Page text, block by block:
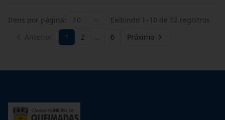
Itens por página: 10 Exibindo 1 –10 de 52 registros
1 2 … 6 Próximo